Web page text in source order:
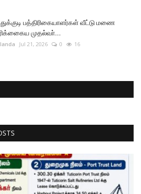
பத்திரிகையாளர்கள் வீட்டு மணை
முதல்வா்...
Jul 21, 2026 0 16